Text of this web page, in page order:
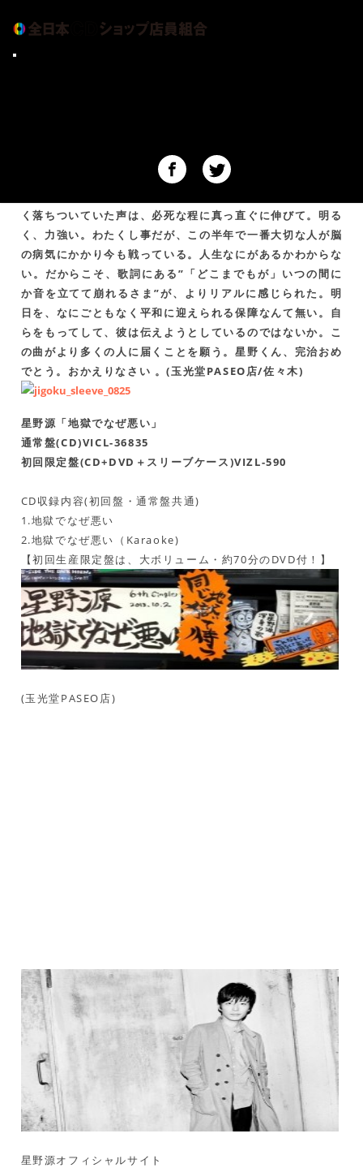
全日本CDショップ店員組合について
星野源 6thシングル「地獄でなぜ悪い」10/2発売！
く落ちついていた声は、必死な程に真っ直ぐに伸びて。明る
く、力強い。わたくし事だが、この半年で一番大切な人が脳
の病気にかかり今も戦っている。人生なにがあるかわからな
い。だからこそ、歌詞にある”「どこまでもが」いつの間に
か音を立てて崩れるさま”が、よりリアルに感じられた。明
日を、なにごともなく平和に迎えられる保障なんて無い。自
らをもってして、彼は伝えようとしているのではないか。こ
の曲がより多くの人に届くことを願う。星野くん、完治おめ
でとう。おかえりなさい 。(玉光堂PASEO店/佐々木)
星野源「地獄でなぜ悪い」
通常盤(CD)VICL-36835
初回限定盤(CD+DVD＋スリーブケース)VIZL-590
CD収録内容(初回盤・通常盤共通)
1.地獄でなぜ悪い
2.地獄でなぜ悪い（Karaoke)
【初回生産限定盤は、大ボリューム・約70分のDVD付！】
(玉光堂PASEO店)
星野源オフィシャルサイト